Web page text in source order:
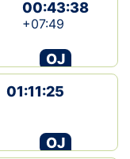
00:43:38
+07:49
OJ
01:11:25
OJ